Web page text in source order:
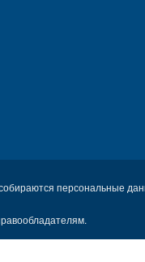
персональные